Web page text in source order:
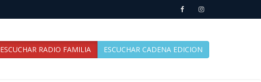
ESCUCHAR RADIO FAMILIA ESCUCHAR CADENA EDICION